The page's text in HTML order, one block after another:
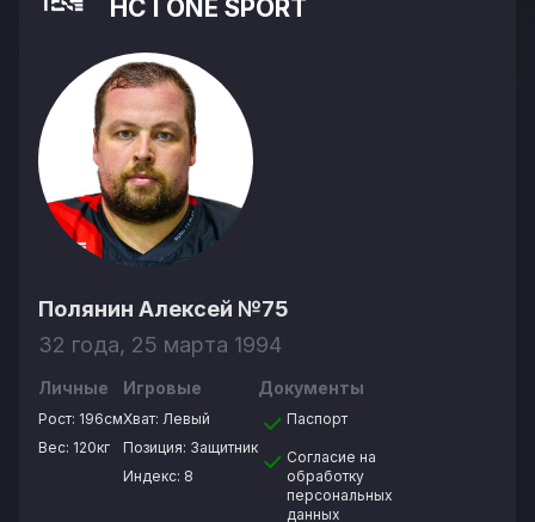
HC I ONE SPORT
Полянин Алексей №75
32 года, 25 марта 1994
Личные
Рост: 196см
Вес: 120кг
Игровые
Хват: Левый
Позиция: Защитник
Индекс: 8
Документы
Паспорт
Согласие на
обработку
персональных
данных